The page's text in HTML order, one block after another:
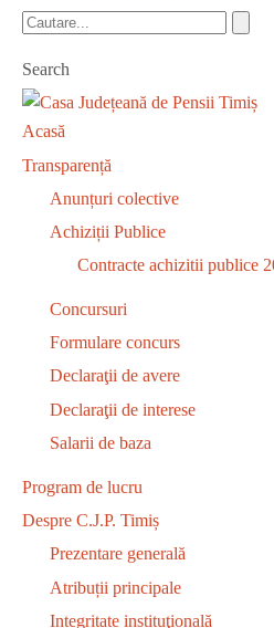
Search
Acasă
Transparență
Anunțuri colective
Achiziții Publice
Contracte achizitii publice
Concursuri
Formulare concurs
Declaraţii de avere
Declaraţii de interese
Salarii de baza
Program de lucru
Despre C.J.P. Timiș
Prezentare generală
Atribuții principale
Integritate instituţională